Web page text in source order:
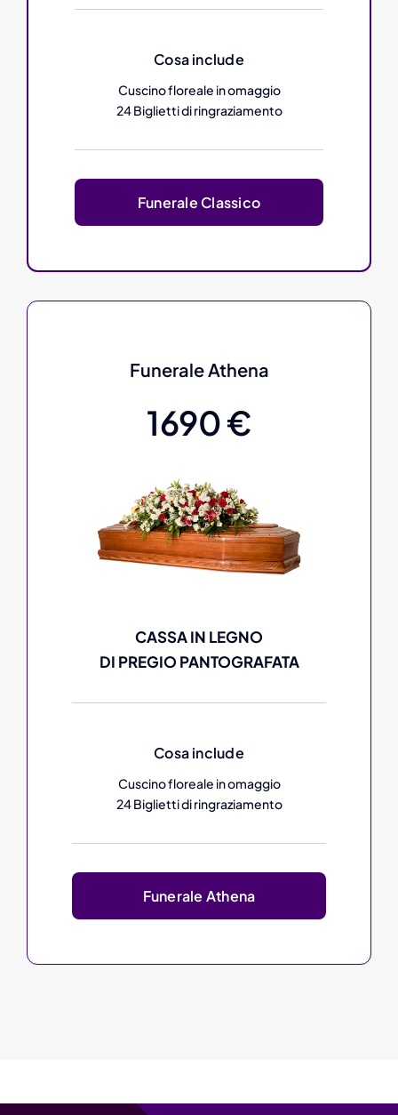
Cosa include
Cuscino floreale in omaggio
24 Biglietti di ringraziamento
Funerale Classico
Funerale Athena
1690 €
CASSA IN LEGNO
DI PREGIO PANTOGRAFATA
Cosa include
Cuscino floreale in omaggio
24 Biglietti di ringraziamento
Funerale Athena